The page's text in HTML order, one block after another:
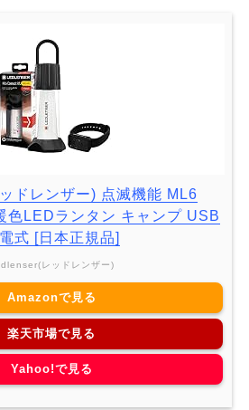
ドレンザー) 点滅機能 ML6
色LEDランタン キャンプ USB
式 [日本正規品]
レッドレンザー)
Amazonで見る
楽天市場で見る
Yahoo!で見る